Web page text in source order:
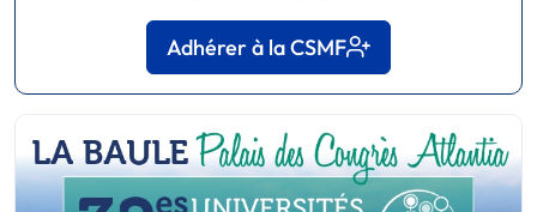
Adhérer à la CSMF